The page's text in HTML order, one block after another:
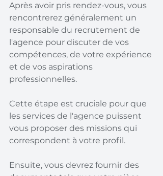
Après avoir pris rendez-vous, vous
rencontrerez généralement un
responsable du recrutement de
l'agence pour discuter de vos
compétences, de votre expérience
et de vos aspirations
professionnelles.
Cette étape est cruciale pour que
les services de l'agence puissent
vous proposer des missions qui
correspondent à votre profil.
Ensuite, vous devrez fournir des